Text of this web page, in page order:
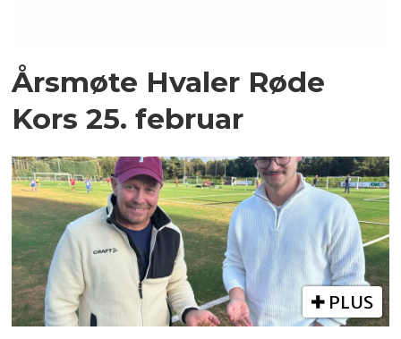
Årsmøte Hvaler Røde
Kors 25. februar
PLUS